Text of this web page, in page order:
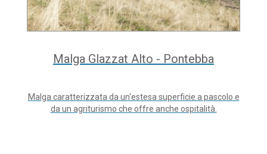
Malga Glazzat Alto - Pontebba
Malga caratterizzata da un'estesa superficie a pascolo e
da un agriturismo che offre anche ospitalità.